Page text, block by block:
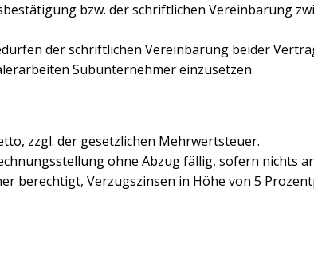
bzw. der schriftlichen Vereinbarung
der schriftlichen Vereinbarung beider
Subunternehmer einzusetzen.
zzgl. der gesetzlichen Mehrwertsteuer.
ohne Abzug fällig, sofern nichts
berechtigt, Verzugszinsen in Höhe von 5